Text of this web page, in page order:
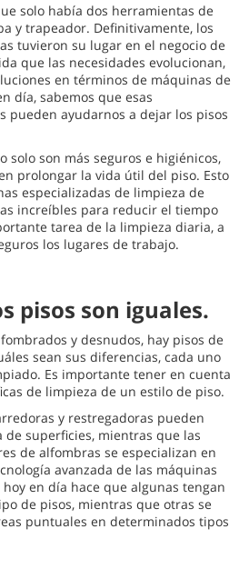
solo había dos herramientas de
y trapeador. Definitivamente, los
tuvieron su lugar en el negocio de
que las necesidades evolucionan,
en términos de máquinas de
día, sabemos que esas
pueden ayudarnos a dejar los pisos
solo son más seguros e higiénicos,
prolongar la vida útil del piso. Esto
especializadas de limpieza de
increíbles para reducir el tiempo
tarea de la limpieza diaria, a
los lugares de trabajo.
pisos son iguales.
y desnudos, hay pisos de
sean sus diferencias, cada uno
Es importante tener en cuenta
de limpieza de un estilo de piso.
y restregadoras pueden
superficies, mientras que las
de alfombras se especializan en
avanzada de las máquinas
en día hace que algunas tengan
de pisos, mientras que otras se
puntuales en determinados tipos